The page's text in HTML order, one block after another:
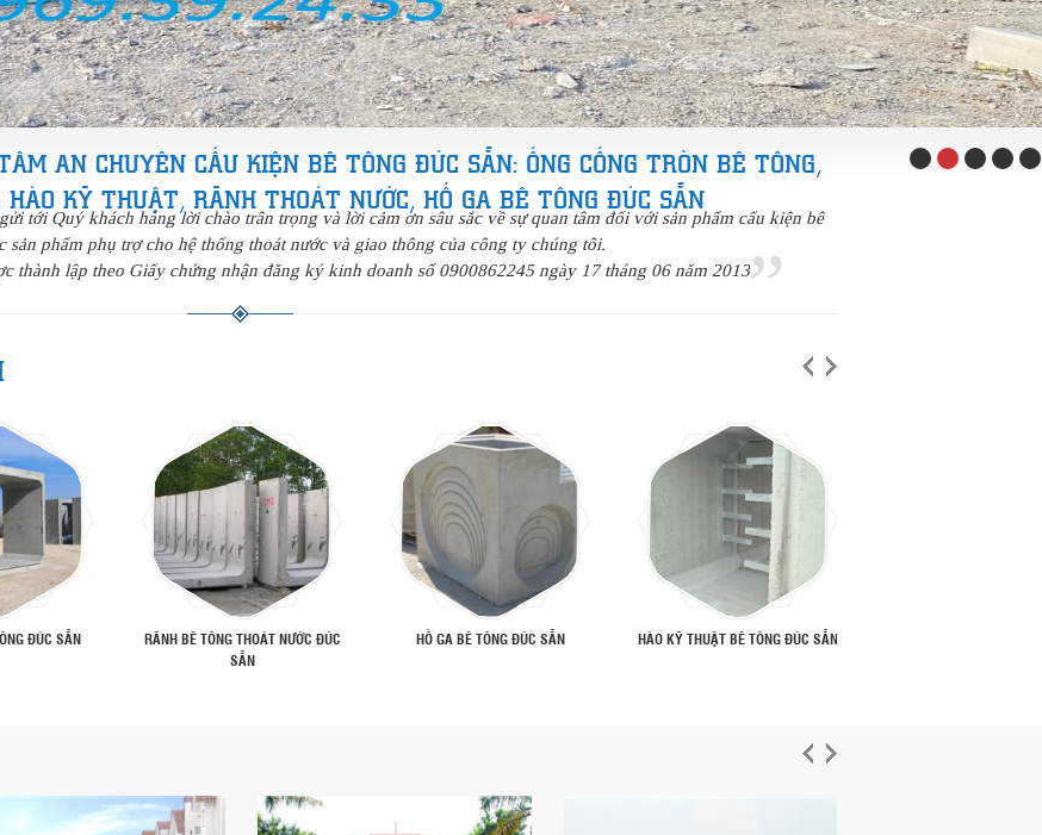
AN CHUYÊN CẤU KIỆN BÊ TÔNG ĐÚC SẴN: ỐNG CỐNG TRÒN BÊ TÔNG,
HÀO KỸ THUẬT, RÃNH THOÁT NƯỚC, HỐ GA BÊ TÔNG ĐÚC SẴN
tới Quý khách hàng lời chào trân trọng và lời cảm ơn sâu sắc về sự quan tâm đối với sản phẩm cấu kiện bê
sản phẩm phụ trợ cho hệ thống thoát nước và giao thông của công ty chúng tôi.
thành lập theo Giấy chứng nhận đăng ký kinh doanh số 0900862245 ngày 17 tháng 06 năm 2013
ĐÚC SẴN
RÃNH BÊ TÔNG THOÁT NƯỚC ĐÚC
SẴN
HỐ GA BÊ TÔNG ĐÚC SẴN HÀO KỸ THUẬT BÊ TÔNG ĐÚC SẴN